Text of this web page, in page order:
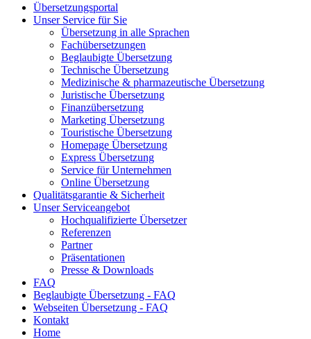
Übersetzungsportal
Unser Service für Sie
Übersetzung in alle Sprachen
Fachübersetzungen
Beglaubigte Übersetzung
Technische Übersetzung
Medizinische & pharmazeutische Übersetzung
Juristische Übersetzung
Finanzübersetzung
Marketing Übersetzung
Touristische Übersetzung
Homepage Übersetzung
Express Übersetzung
Service für Unternehmen
Online Übersetzung
Qualitätsgarantie & Sicherheit
Unser Serviceangebot
Hochqualifizierte Übersetzer
Referenzen
Partner
Präsentationen
Presse & Downloads
FAQ
Beglaubigte Übersetzung - FAQ
Webseiten Übersetzung - FAQ
Kontakt
Home